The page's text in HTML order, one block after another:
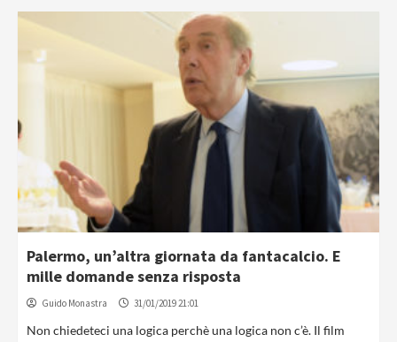
Palermo, un’altra giornata da fantacalcio. E
mille domande senza risposta
Guido Monastra 31/01/2019 21:01
Non chiedeteci una logica perchè una logica non c’è. Il film